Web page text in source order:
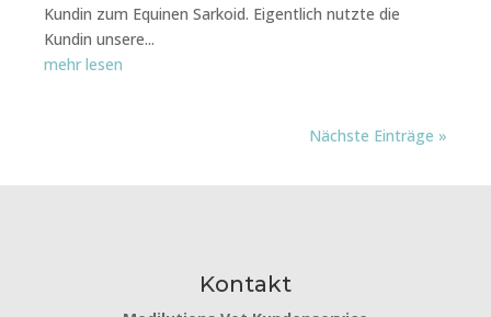
Kundin zum Equinen Sarkoid. Eigentlich nutzte die
Kundin unsere...
mehr lesen
Nächste Einträge »
Kontakt